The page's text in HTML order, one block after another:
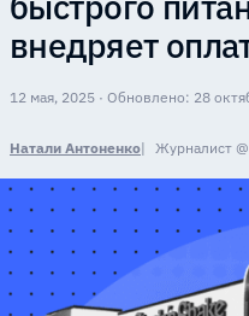
внедряет
12 мая, 2025 · Обновлено: 28
Натали Антоненко Журналист